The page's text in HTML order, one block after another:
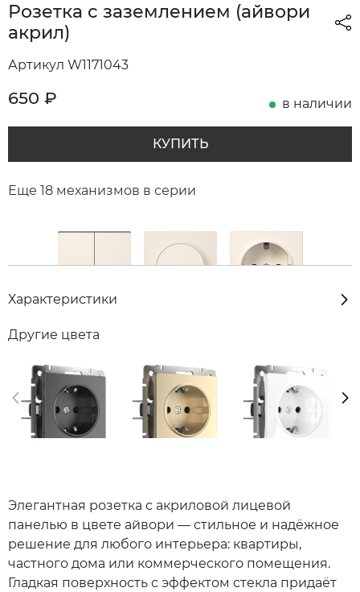
Розетка с заземлением (айвори
акрил)
Артикул W1171043
650 ₽ в наличии
КУПИТЬ
Еще 18 механизмов в серии
Характеристики
Другие цвета
Элегантная розетка с акриловой лицевой
панелью в цвете айвори — стильное и надёжное
решение для любого интерьера: квартиры,
частного дома или коммерческого помещения.
Гладкая поверхность с эффектом стекла придаёт